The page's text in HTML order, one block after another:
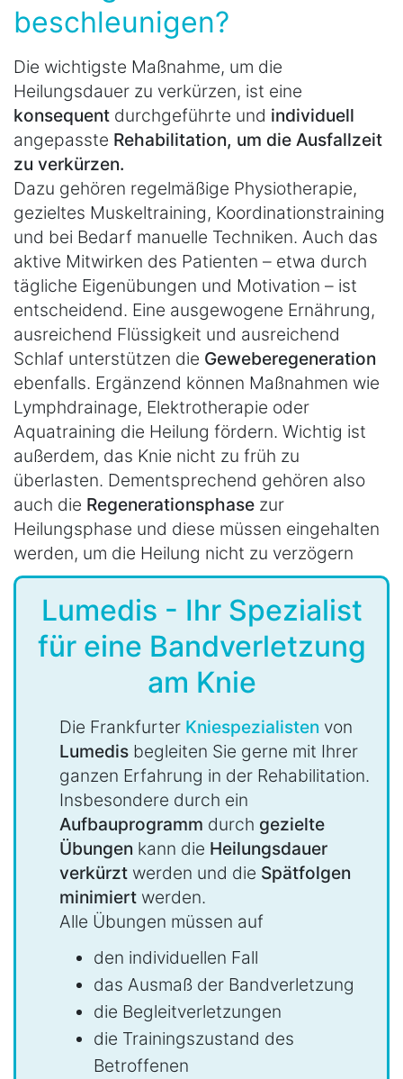
beschleunigen?
Die wichtigste Maßnahme, um die
Heilungsdauer zu verkürzen, ist eine
konsequent durchgeführte und individuell
angepasste Rehabilitation, um die Ausfallzeit
zu verkürzen.
Dazu gehören regelmäßige Physiotherapie,
gezieltes Muskeltraining, Koordinationstraining
und bei Bedarf manuelle Techniken. Auch das
aktive Mitwirken des Patienten – etwa durch
tägliche Eigenübungen und Motivation – ist
entscheidend. Eine ausgewogene Ernährung,
ausreichend Flüssigkeit und ausreichend
Schlaf unterstützen die Geweberegeneration
ebenfalls. Ergänzend können Maßnahmen wie
Lymphdrainage, Elektrotherapie oder
Aquatraining die Heilung fördern. Wichtig ist
außerdem, das Knie nicht zu früh zu
überlasten. Dementsprechend gehören also
auch die Regenerationsphase zur
Heilungsphase und diese müssen eingehalten
werden, um die Heilung nicht zu verzögern
Lumedis - Ihr Spezialist
für eine Bandverletzung
am Knie
Die Frankfurter Kniespezialisten von
Lumedis begleiten Sie gerne mit Ihrer
ganzen Erfahrung in der Rehabilitation.
Insbesondere durch ein
Aufbauprogramm durch gezielte
Übungen kann die Heilungsdauer
verkürzt werden und die Spätfolgen
minimiert werden.
Alle Übungen müssen auf
den individuellen Fall
das Ausmaß der Bandverletzung
die Begleitverletzungen
die Trainingszustand des
Betroffenen